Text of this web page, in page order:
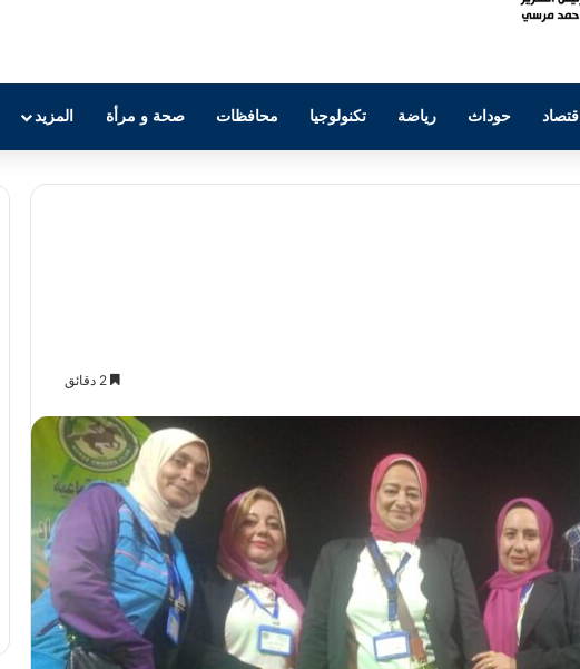
اقتصاد حوداث رياضة تكنولوجيا محافظات صحة و مرأة المزيد